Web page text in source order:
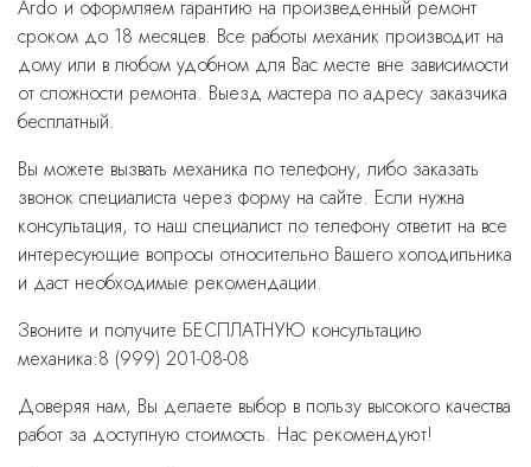
Ardo и оформляем гарантию на произведенный ремонт
сроком до 18 месяцев. Все работы механик производит на
дому или в любом удобном для Вас месте вне зависимости
от сложности ремонта. Выезд мастера по адресу заказчика
бесплатный.
Вы можете вызвать механика по телефону, либо заказать
звонок специалиста через форму на сайте. Если нужна
консультация, то наш специалист по телефону ответит на все
интересующие вопросы относительно Вашего холодильника
и даст необходимые рекомендации.
Звоните и получите БЕСПЛАТНУЮ консультацию
механика:8 (999) 201-08-08
Доверяя нам, Вы делаете выбор в пользу высокого качества
работ за доступную стоимость. Нас рекомендуют!